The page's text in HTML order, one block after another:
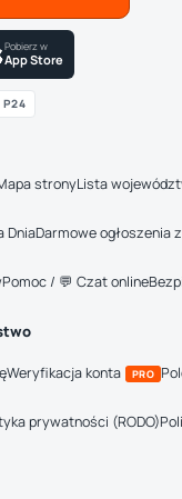
Pobierz w
App Store
P24
stronyLista
DniaDarmowe ogłoszenia
Pomoc / 💬 Czat online
Weryfikacja konta PRO
prywatności (RODO)